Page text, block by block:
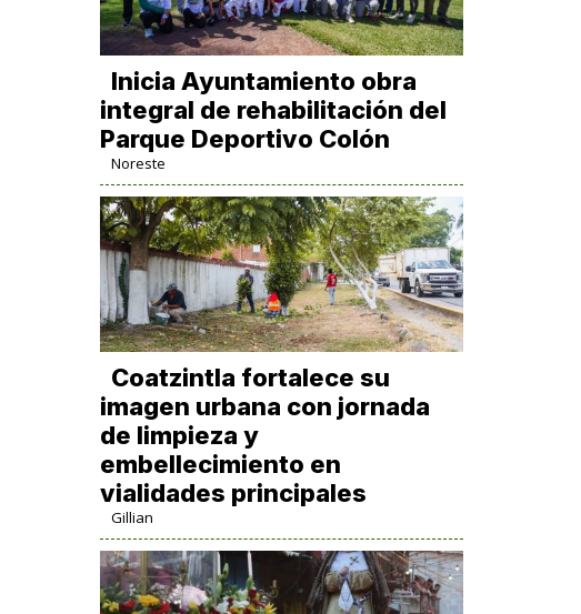
Inicia Ayuntamiento obra
integral de rehabilitación del
Parque Deportivo Colón
Noreste
Coatzintla fortalece su
imagen urbana con jornada
de limpieza y
embellecimiento en
vialidades principales
Gillian